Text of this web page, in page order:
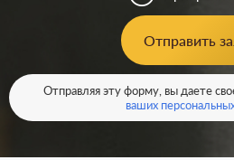
Отправить
Отправляя эту форму, вы даете
ваших